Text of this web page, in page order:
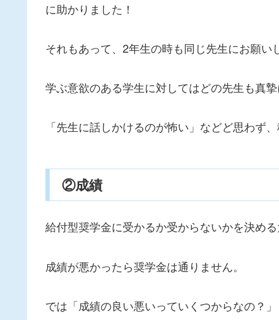
に助かりました！
それもあって、2年生の時も同じ先生にお願い
学ぶ意欲のある学生に対してはどの先生も真
「先生に話しかけるのが怖い」などど思わず
②成績
給付型奨学金に受かるか受からないかを決め
成績が悪かったら奨学金は通りません。
では「成績の良い悪いっていくつからなの？」